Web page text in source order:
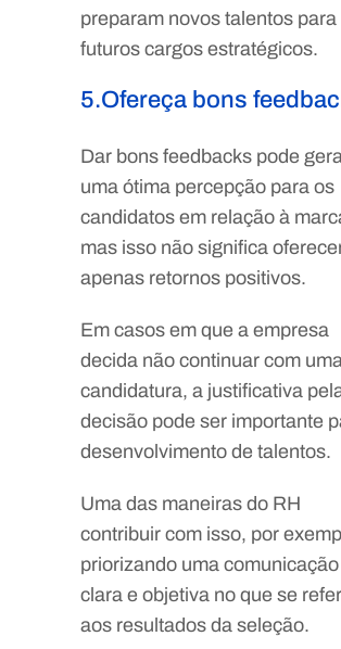
preparam novos talentos para
futuros cargos estratégicos.
5.Ofereça bons
Dar bons feedbacks pode
uma ótima percepção para os
candidatos em relação à
mas isso não significa
apenas retornos positivos.
Em casos em que a empresa
decida não continuar com
candidatura, a justificativa
decisão pode ser importante
desenvolvimento de talentos.
Uma das maneiras do RH
contribuir com isso, por
priorizando uma comunicação
clara e objetiva no que se
aos resultados da seleção.